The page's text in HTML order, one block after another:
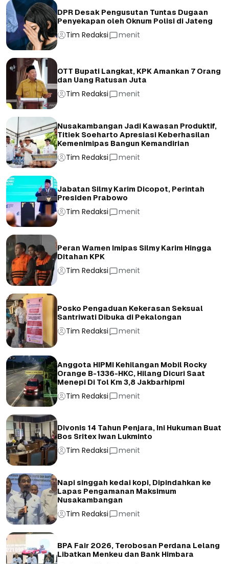
DPR Desak Pengusutan Tuntas Dugaan
Penyekapan oleh Oknum Polisi di Jateng
Tim Redaksi menit
OTT Bupati Langkat, KPK Amankan 7 Orang
dan Uang Ratusan Juta
Tim Redaksi menit
Nusakambangan Jadi Kawasan Produktif,
Titiek Soeharto Apresiasi Keberhasilan
Kemenimipas Bangun Kemandirian
Tim Redaksi menit
Jabatan Silmy Karim Dicopot, Perintah
Presiden Prabowo
Tim Redaksi menit
Peran Wamen Imipas Silmy Karim Hingga
Ditahan KPK
Tim Redaksi menit
Posko Pengaduan Kekerasan Seksual
Santriwati Dibuka di Pekalongan
Tim Redaksi menit
Anggota HIPMI Kehilangan Mobil Rocky
Orange B-1336-HKC, Hilang Dicuri Saat
Menepi Di Tol Km 3,8 Jakbarhipmi
Tim Redaksi menit
Divonis 14 Tahun Penjara, Ini Hukuman Buat
Bos Sritex Iwan Lukminto
Tim Redaksi menit
Napi singgah kedai kopi, Dipindahkan ke
Lapas Pengamanan Maksimum
Nusakambangan
Tim Redaksi menit
BPA Fair 2026, Terobosan Perdana Lelang
Libatkan Menkeu dan Bank Himbara